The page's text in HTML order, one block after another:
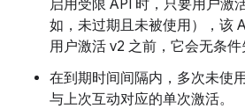
启用受限 API 时，只要用户激
如，未过期且未被使用），该
用户激活 v2 之前，它会无条件
在到期时间间隔内，多次未使
与上次互动对应的单次激活。